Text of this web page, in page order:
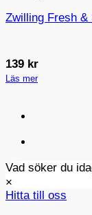
Zwilling Fresh &
139 kr
Läs mer
Vad söker du
×
Hitta till oss